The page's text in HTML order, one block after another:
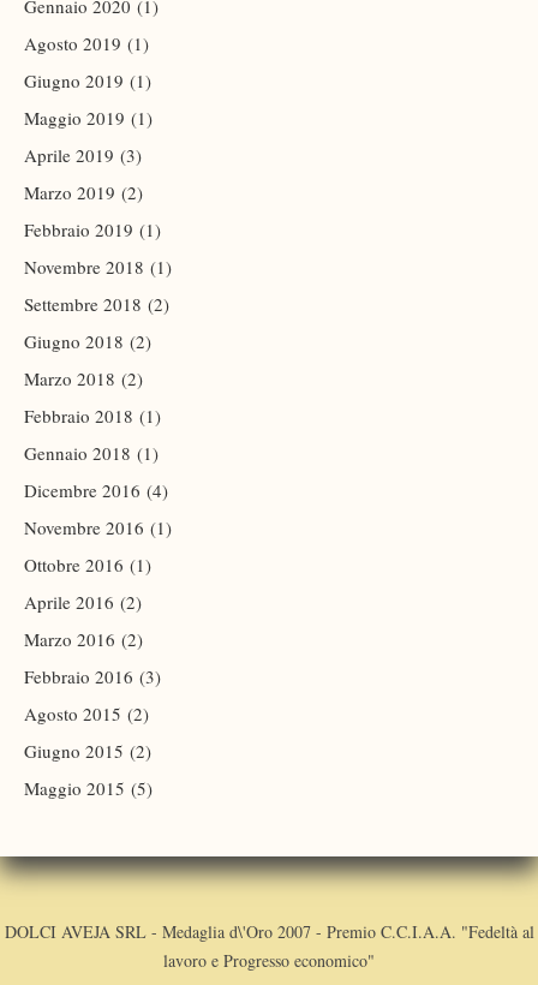
Gennaio 2020 (1)
Agosto 2019 (1)
Giugno 2019 (1)
Maggio 2019 (1)
Aprile 2019 (3)
Marzo 2019 (2)
Febbraio 2019 (1)
Novembre 2018 (1)
Settembre 2018 (2)
Giugno 2018 (2)
Marzo 2018 (2)
Febbraio 2018 (1)
Gennaio 2018 (1)
Dicembre 2016 (4)
Novembre 2016 (1)
Ottobre 2016 (1)
Aprile 2016 (2)
Marzo 2016 (2)
Febbraio 2016 (3)
Agosto 2015 (2)
Giugno 2015 (2)
Maggio 2015 (5)
DOLCI AVEJA SRL - Medaglia d\'Oro 2007 - Premio C.C.I.A.A. "Fedeltà al
lavoro e Progresso economico"